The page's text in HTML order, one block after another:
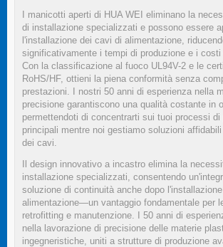
I manicotti aperti di HUA WEI eliminano la
di installazione specializzati e possono essere
l'installazione dei cavi di alimentazione,
significativamente i tempi di produzione e i costi
Con la classificazione al fuoco UL94V-2 e le
RoHS/HF, ottieni la piena conformità senza
prestazioni. I nostri 50 anni di esperienza nella
precisione garantiscono una qualità costante in
permettendoti di concentrarti sui tuoi processi di
principali mentre noi gestiamo soluzioni
dei cavi.
Il design innovativo a incastro elimina la
installazione specializzati, consentendo
soluzione di continuità anche dopo
alimentazione—un vantaggio fondamentale per
retrofitting e manutenzione. I 50 anni di
nella lavorazione di precisione delle materie
ingegneristiche, uniti a strutture di produzione